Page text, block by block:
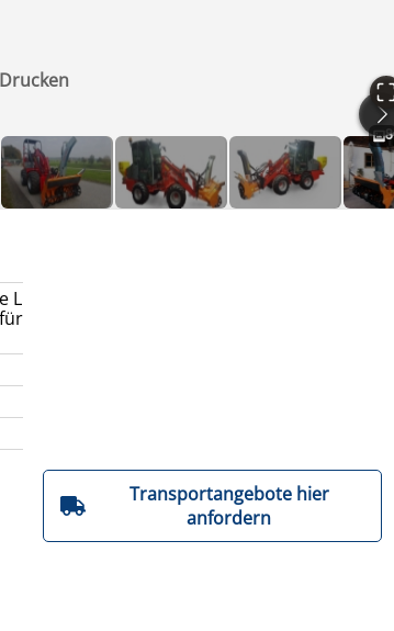
Drucken
8
L
Transportangebote hier
anfordern